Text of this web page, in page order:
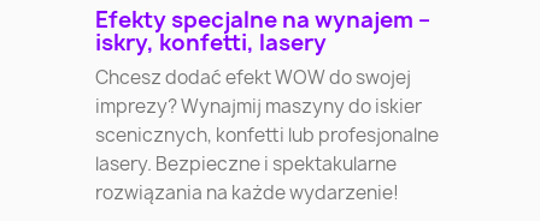
Efekty specjalne na wynajem –
iskry, konfetti, lasery
Chcesz dodać efekt WOW do swojej
imprezy? Wynajmij maszyny do iskier
scenicznych, konfetti lub profesjonalne
lasery. Bezpieczne i spektakularne
rozwiązania na każde wydarzenie!